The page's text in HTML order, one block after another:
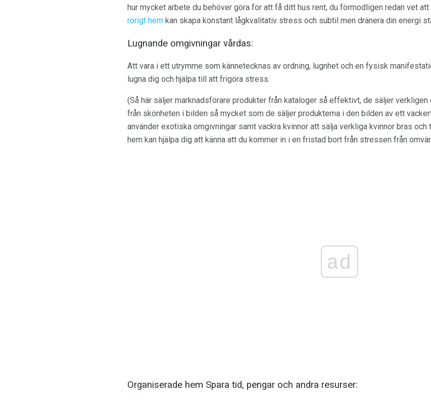
hur mycket arbete du behöver göra för att få ditt hus rent, du förmodligen redan vet
rörigt hem kan skapa konstant lågkvalitativ stress och subtil men dränera din energi
Lugnande omgivningar vårdas:
Att vara i ett utrymme som kännetecknas av ordning, lugnhet och en fysisk
lugna dig och hjälpa till att frigöra stress.
(Så här säljer marknadsförare produkter från kataloger så effektivt, de säljer
från skönheten i bilden så mycket som de säljer produkterna i den bilden av ett
använder exotiska omgivningar samt vackra kvinnor att sälja verkliga kvinnor bras
hem kan hjälpa dig att känna att du kommer in i en fristad bort från stressen från
ad
Organiserade hem Spara tid, pengar och andra resurser: